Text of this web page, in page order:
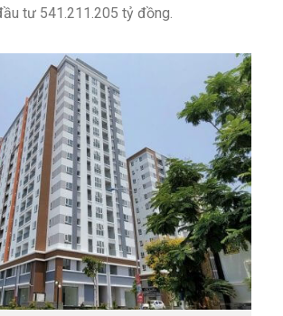
tư 541.211.205 tỷ đồng.